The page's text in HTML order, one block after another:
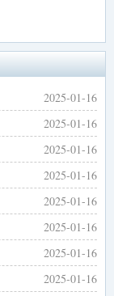
2025-01-16
2025-01-16
2025-01-16
2025-01-16
2025-01-16
2025-01-16
2025-01-16
2025-01-16